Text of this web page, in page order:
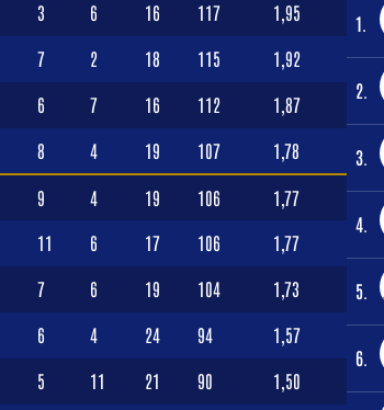
3 6 16 117 1,95
7 2 18 115 1,92
6 7 16 112 1,87
8 4 19 107 1,78
9 4 19 106 1,77
11 6 17 106 1,77
7 6 19 104 1,73
6 4 24 94 1,57
5 11 21 90 1,50
1.
2.
3.
4.
5.
6.